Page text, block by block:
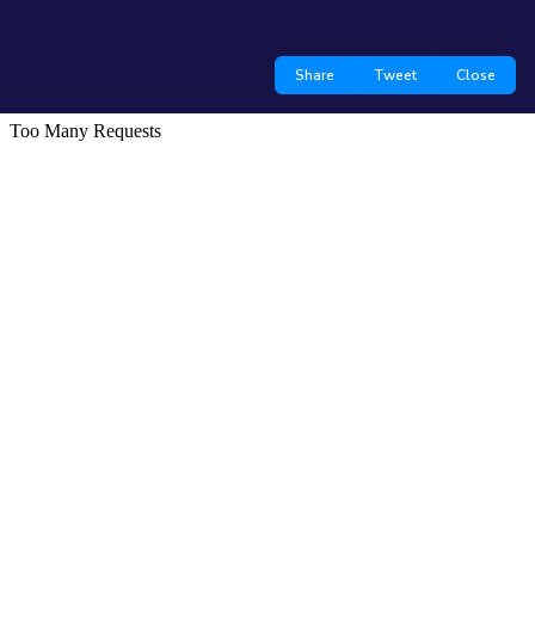
Share Tweet Close